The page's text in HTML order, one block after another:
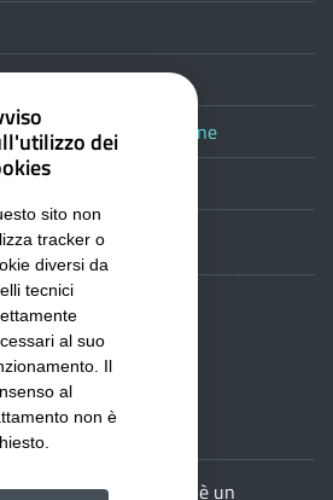
di pubblicazione
Facebook
Youtube
Provincia di Salerno è un
dei
sito non
tracker o
diversi da
tecnici
al suo
Il
al
non è